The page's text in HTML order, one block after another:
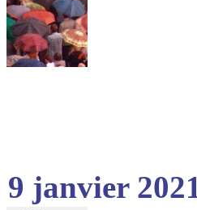
9 janvier 2021